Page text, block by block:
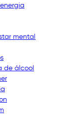
mental
de álcool